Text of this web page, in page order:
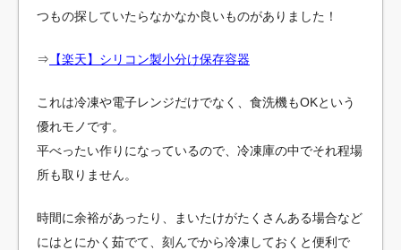
つもの探していたらなかなか良いものがありました！
⇒ 【楽天】シリコン製小分け保存容器
これは冷凍や電子レンジだけでなく、食洗機もOKという
優れモノです。
平べったい作りになっているので、冷凍庫の中でそれ程場
所も取りません。
時間に余裕があったり、まいたけがたくさんある場合など
にはとにかく茹でて、刻んでから冷凍しておくと便利で